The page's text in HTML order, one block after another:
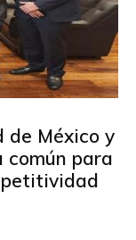
de México y
común para